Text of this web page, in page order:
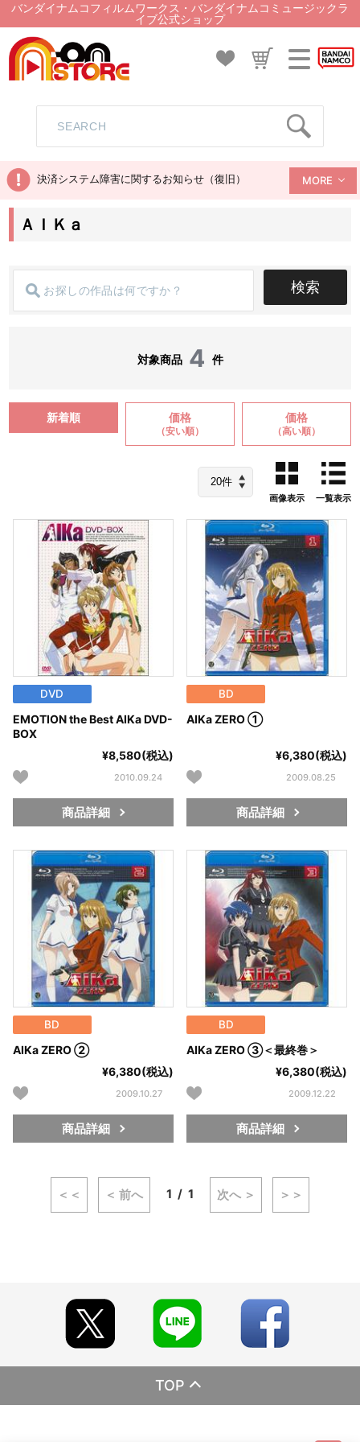
バンダイナムコフィルムワークス・バンダイナムコミュージックラ
イブ公式ショップ
決済システム障害に関するお知らせ（復旧） MORE
ＡＩＫａ
検索
対象商品 4 件
新着順 価格
（安い順）
価格
（高い順）
画像表示 一覧表示
DVD
EMOTION the Best AIKa DVD-
BOX
¥8,580(税込)
2010.09.24
商品詳細
BD
AIKa ZERO ①
¥6,380(税込)
2009.08.25
商品詳細
BD
AIKa ZERO ②
¥6,380(税込)
2009.10.27
商品詳細
BD
AIKa ZERO ③＜最終巻＞
¥6,380(税込)
2009.12.22
商品詳細
＜＜ ＜ 前へ 1 1 次へ ＞ ＞＞
TOP